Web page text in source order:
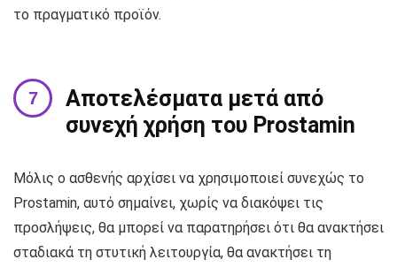
το πραγματικό προϊόν.
Αποτελέσματα μετά από
συνεχή χρήση του Prostamin
Μόλις ο ασθενής αρχίσει να χρησιμοποιεί συνεχώς το
Prostamin, αυτό σημαίνει, χωρίς να διακόψει τις
προσλήψεις, θα μπορεί να παρατηρήσει ότι θα ανακτήσει
σταδιακά τη στυτική λειτουργία, θα ανακτήσει τη